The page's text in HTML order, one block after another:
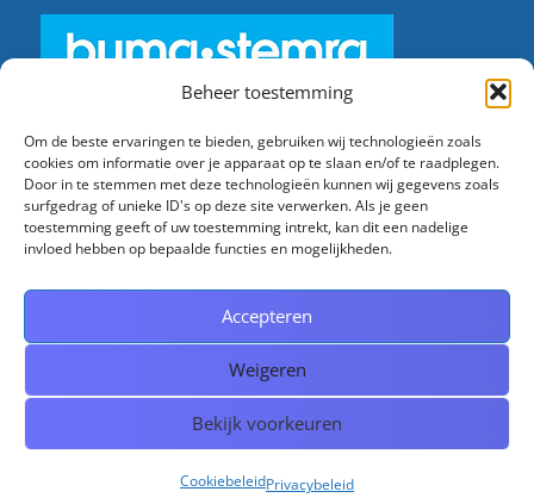
Beheer toestemming
Om de beste ervaringen te bieden, gebruiken wij technologieën zoals
cookies om informatie over je apparaat op te slaan en/of te raadplegen.
Door in te stemmen met deze technologieën kunnen wij gegevens zoals
surfgedrag of unieke ID's op deze site verwerken. Als je geen
toestemming geeft of uw toestemming intrekt, kan dit een nadelige
invloed hebben op bepaalde functies en mogelijkheden.
Accepteren
Weigeren
Bekijk voorkeuren
CookiebeleidPrivacybeleid
Licentienummer: SW24n.0003024
Licentienummer: SW24n.0003024
Aangedreven doorPressBook Dark WordPress thema